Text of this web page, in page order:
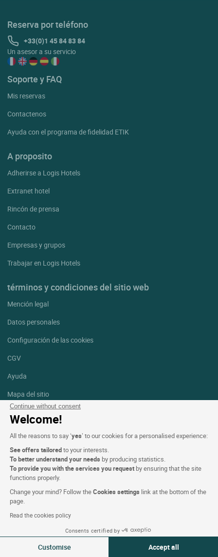
Continue without consent
Welcome!
All the reasons to say ‘yes’ to our cookies for a personalised experience:
See offers tailoredto your interests.
To better understand your needs by producing statistics.
To provide you with the services you request by ensuring that the site
functions properly.
Change your mind? Follow theCookies settings link at the bottom of the
page.
Read the cookies policy
Consents certified by
Customise Accept all
Reserva por teléfono
+33(0)1 45 84 83 84
Un asesor a su servicio
Soporte y FAQ
Mis reservas
Contactenos
Ayuda con el programa de fidelidad ETIK
A proposito
Adherirse a Logis Hotels
Extranet hotel
Rincón de prensa
Contacto
Empresas y grupos
Trabajar en Logis Hotels
términos y condiciones del sitio web
Mención legal
Datos personales
Configuración de las cookies
CGV
Ayuda
Mapa del sitio
Créditos
fotografías
Facebook
Linkedin
Logis Hotels copyright © 2026 Reservados todos los derechos -